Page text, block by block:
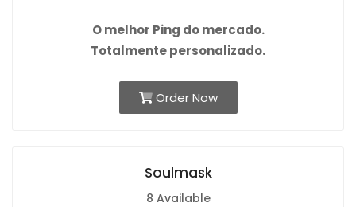
Omelhor Ping do mercado.
Totalmente personalizado.
Order Now
Soulmask
8 Available